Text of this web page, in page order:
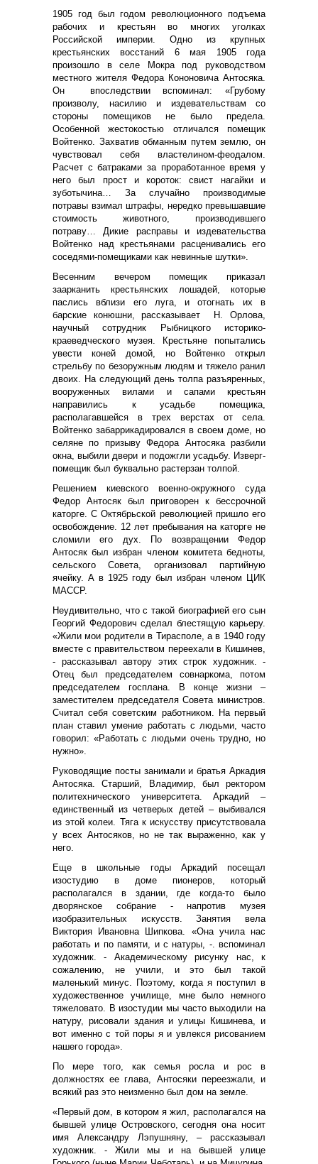
1905 год был годом революционного подъема
рабочих и крестьян во многих уголках
Российской империи. Одно из крупных
крестьянских восстаний 6 мая 1905 года
произошло в селе Мокра под руководством
местного жителя Федора Кононовича Антосяка.
Он впоследствии вспоминал: «Грубому
произволу, насилию и издевательствам со
стороны помещиков не было предела.
Особенной жестокостью отличался помещик
Войтенко. Захватив обманным путем землю, он
чувствовал себя властелином-феодалом.
Расчет с батраками за проработанное время у
него был прост и короток: свист нагайки и
зуботычина… За случайно производимые
потравы взимал штрафы, нередко превышавшие
стоимость животного, производившего
потраву… Дикие расправы и издевательства
Войтенко над крестьянами расценивались его
соседями-помещиками как невинные шутки».
Весенним вечером помещик приказал
заарканить крестьянских лошадей, которые
паслись вблизи его луга, и отогнать их в
барские конюшни, рассказывает Н. Орлова,
научный сотрудник Рыбницкого историко-
краеведческого музея. Крестьяне попытались
увести коней домой, но Войтенко открыл
стрельбу по безоружным людям и тяжело ранил
двоих. На следующий день толпа разъяренных,
вооруженных вилами и сапами крестьян
направились к усадьбе помещика,
располагавшейся в трех верстах от села.
Войтенко забаррикадировался в своем доме, но
селяне по призыву Федора Антосяка разбили
окна, выбили двери и подожгли усадьбу. Изверг-
помещик был буквально растерзан толпой.
Решением киевского военно-окружного суда
Федор Антосяк был приговорен к бессрочной
каторге. С Октябрьской революцией пришло его
освобождение. 12 лет пребывания на каторге не
сломили его дух. По возвращении Федор
Антосяк был избран членом комитета бедноты,
сельского Совета, организовал партийную
ячейку. А в 1925 году был избран членом ЦИК
МАССР.
Неудивительно, что с такой биографией его сын
Георгий Федорович сделал блестящую карьеру.
«Жили мои родители в Тирасполе, а в 1940 году
вместе с правительством переехали в Кишинев,
- рассказывал автору этих строк художник. -
Отец был председателем совнаркома, потом
председателем госплана. В конце жизни –
заместителем председателя Совета министров.
Считал себя советским работником. На первый
план ставил умение работать с людьми, часто
говорил: «Работать с людьми очень трудно, но
нужно».
Руководящие посты занимали и братья Аркадия
Антосяка. Старший, Владимир, был ректором
политехнического университета. Аркадий –
единственный из четверых детей – выбивался
из этой колеи. Тяга к искусству присутствовала
у всех Антосяков, но не так выраженно, как у
него.
Еще в школьные годы Аркадий посещал
изостудию в доме пионеров, который
располагался в здании, где когда-то было
дворянское собрание - напротив музея
изобразительных искусств. Занятия вела
Виктория Ивановна Шипкова. «Она учила нас
работать и по памяти, и с натуры, -. вспоминал
художник. - Академическому рисунку нас, к
сожалению, не учили, и это был такой
маленький минус. Поэтому, когда я поступил в
художественное училище, мне было немного
тяжеловато. В изостудии мы часто выходили на
натуру, рисовали здания и улицы Кишинева, и
вот именно с той поры я и увлекся рисованием
нашего города».
По мере того, как семья росла и рос в
должностях ее глава, Антосяки переезжали, и
всякий раз это неизменно был дом на земле.
«Первый дом, в котором я жил, располагался на
бывшей улице Островского, сегодня она носит
имя Александру Лэпушняну, – рассказывал
художник. - Жили мы и на бывшей улице